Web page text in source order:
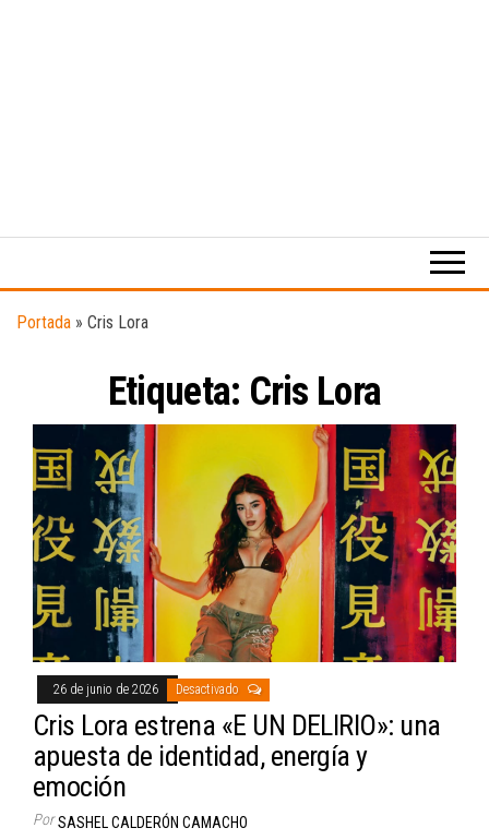
digital
música.
Portada » Cris Lora
Etiqueta: Cris Lora
26 de junio de 2026 Desactivado
Cris Lora estrena «E UN DELIRIO»: una
apuesta de identidad, energía y
emoción
Por SASHEL CALDERÓN CAMACHO